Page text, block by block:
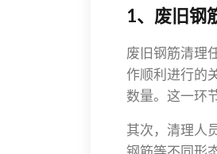
1、废旧钢
废旧钢筋清理
作顺利进行的
数量。这一环
其次，清理人
钢筋等不同形